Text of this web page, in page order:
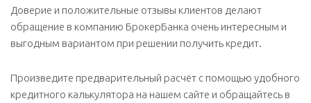
Доверие и положительные отзывы клиентов делают
обращение в компанию БрокерБанка очень интересным и
выгодным вариантом при решении получить кредит.
Произведите предварительный расчёт с помощью удобного
кредитного калькулятора на нашем сайте и обращайтесь в